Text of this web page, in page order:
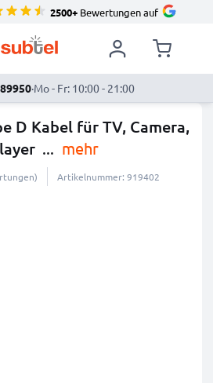
2500+Bewertungen auf
·Mo - Fr: 10:00 - 21:00
D Kabel für TV, Camera,
... mehr
Artikelnummer: 919402